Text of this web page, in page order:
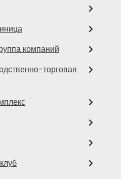
компаний
торговая